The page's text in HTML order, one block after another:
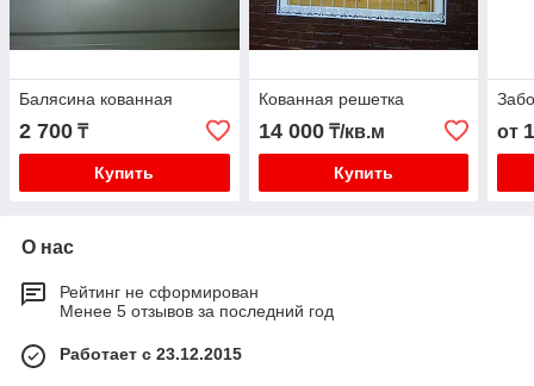
Балясина кованная
2 700 ₸
Купить
Кованная решетка
14 000₸/кв.м
Купить
от
О нас
Рейтинг не сформирован
Менее 5 отзывов за последний год
Работает с 23.12.2015